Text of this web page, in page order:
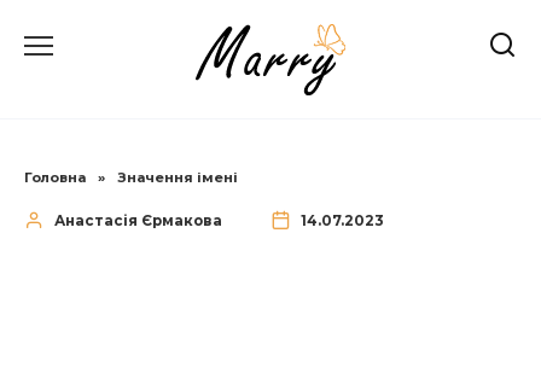
до
Головна » Значення імені
Анастасія Єрмакова 14.07.2023